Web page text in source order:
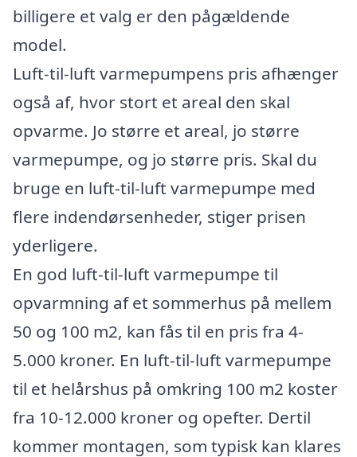
billigere et valg er den pågældende
model.
Luft-til-luft varmepumpens pris afhænger
også af, hvor stort et areal den skal
opvarme. Jo større et areal, jo større
varmepumpe, og jo større pris. Skal du
bruge en luft-til-luft varmepumpe med
flere indendørsenheder, stiger prisen
yderligere.
En god luft-til-luft varmepumpe til
opvarmning af et sommerhus på mellem
50 og 100 m2, kan fås til en pris fra 4-
5.000 kroner. En luft-til-luft varmepumpe
til et helårshus på omkring 100 m2 koster
fra 10-12.000 kroner og opefter. Dertil
kommer montagen, som typisk kan klares